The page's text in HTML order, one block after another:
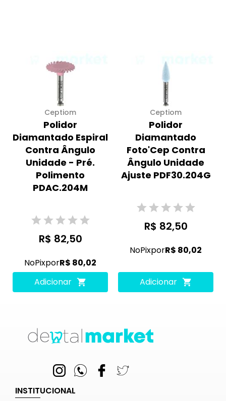
Ceptiom
Polidor
Diamantado Espiral
Contra Ângulo
Unidade - Pré.
Polimento
PDAC.204M
R$ 82,50
NoPixporR$ 80,02
Adicionar
Ceptiom
Polidor
Diamantado
Foto'Cep Contra
Ângulo Unidade
Ajuste PDF30.204G
R$ 82,50
NoPixporR$ 80,02
Adicionar
INSTITUCIONAL